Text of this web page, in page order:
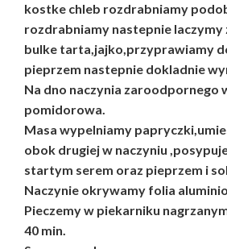
kostke chleb rozdrabniamy
rozdrabniamy nastepnie laczymy
bulke tarta,jajko,przyprawiamy
pieprzem nastepnie dokladnie
Na dno naczynia zaroodpornego
pomidorowa.
Masa wypelniamy
obok drugiej w naczyniu
startym serem oraz pieprzem i
Naczynie okrywamy folia
Pieczemy w piekarniku
40 min.